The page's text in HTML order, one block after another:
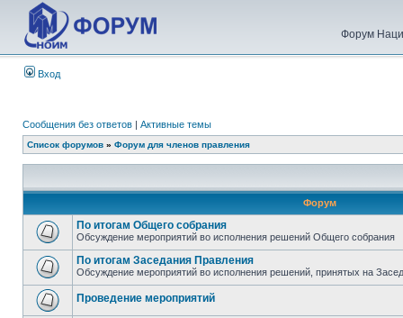
Форум
Вход
Сообщения без ответов | Активные темы
Список форумов » Форум для членов правления
Форум
По итогам Общего собрания
Обсуждение мероприятий во исполнения решений Общего собрания
По итогам Заседания Правления
Обсуждение мероприятий во исполнения решений, принятых на
Проведение мероприятий